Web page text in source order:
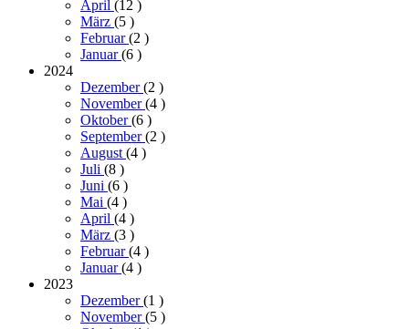
April (12 )
März (5 )
Februar(2 )
Januar(6 )
2024
Dezember(2 )
November(4 )
Oktober(6 )
September(2 )
August (4 )
Juli (8 )
Juni (6 )
Mai (4 )
April (4 )
März (3 )
Februar(4 )
Januar(4 )
2023
Dezember(1 )
November(5 )